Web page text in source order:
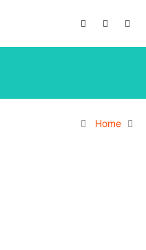
Home